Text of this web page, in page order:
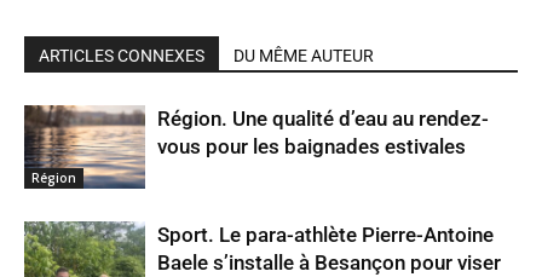
ARTICLES CONNEXES DU MÊME AUTEUR
Région
Région. Une qualité d’eau au rendez-
vous pour les baignades estivales
Sport. Le para-athlète Pierre-Antoine
Baele s’installe à Besançon pour viser